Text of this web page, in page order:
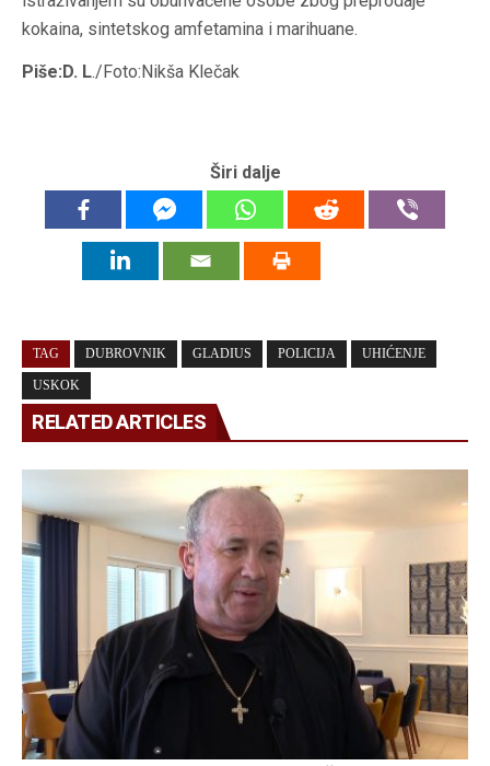
kokaina, sintetskog amfetamina i marihuane.
Piše:D. L./Foto:Nikša Klečak
Širi dalje
TAG DUBROVNIK GLADIUS POLICIJA UHIĆENJE
USKOK
RELATED ARTICLES